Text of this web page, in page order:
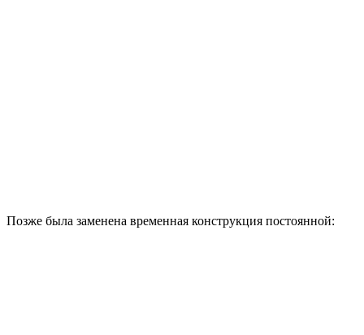
Позже была заменена временная конструкция постоянной: